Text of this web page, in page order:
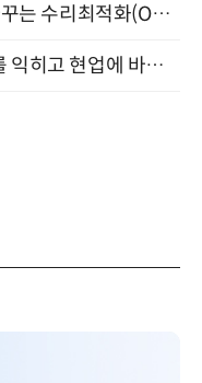
[올쇼TV] AI 시대의 의사결정을 바꾸는 수리최적화(Optimization) 소개 (8/20 생방송)
단 하루, 이론과 실습으로 하네스를 익히고 현업에 바로 쓰는 핸즈온 워크숍 (8/20)